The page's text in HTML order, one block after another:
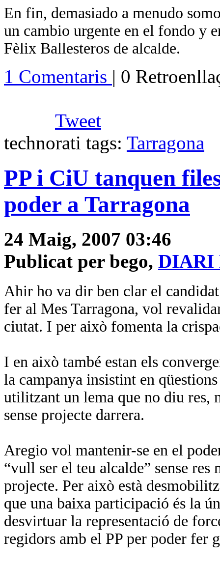
En fin, demasiado a menudo
un cambio urgente en el fondo y
Fèlix Ballesteros de alcalde.
1 Comentaris | 0
Tweet
technorati tags: Tarragona
PP i CiU tanquen
poder a Tarragona
24 Maig, 2007 03:46
Publicat per bego, DIARI
Ahir ho va dir ben clar el
fer al Mes Tarragona, vol
ciutat. I per això fomenta la
I en això també estan els
la campanya insistint en
utilitzant un lema que no diu res,
sense projecte darrera.
Aregio vol mantenir-se en el
“vull ser el teu alcalde” sense res
projecte. Per això està
que una baixa participació és la
desvirtuar la representació de
regidors amb el PP per poder fer